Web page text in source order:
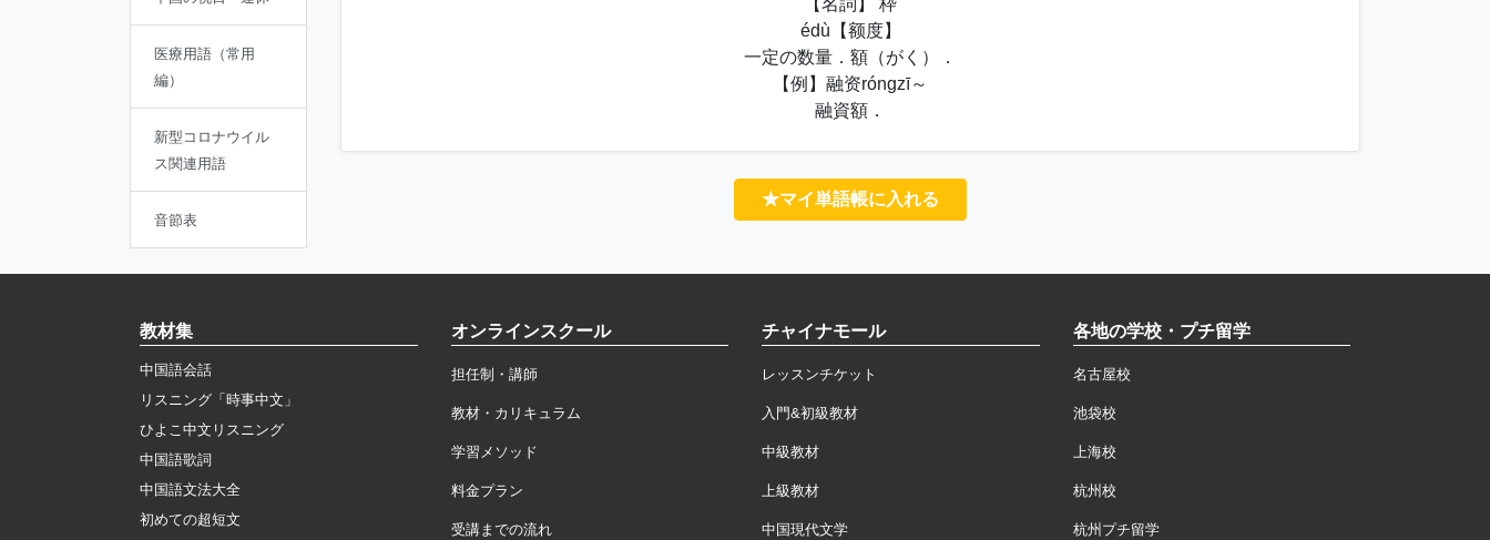
医療用語（常用
編）
新型コロナウイル
ス関連用語
音節表
【名詞】 枠
édù【额度】
一定の数量．額（がく）．
【例】融资róngzī～
融資額．
★マイ単語帳に入れる
教材集
中国語会話
リスニング「時事中文」
ひよこ中文リスニング
中国語歌詞
中国語文法大全
初めての超短文
オンラインスクール
担任制・講師
教材・カリキュラム
学習メソッド
料金プラン
受講までの流れ
チャイナモール
レッスンチケット
入門&初級教材
中級教材
上級教材
中国現代文学
各地の学校・プチ留学
名古屋校
池袋校
上海校
杭州校
杭州プチ留学